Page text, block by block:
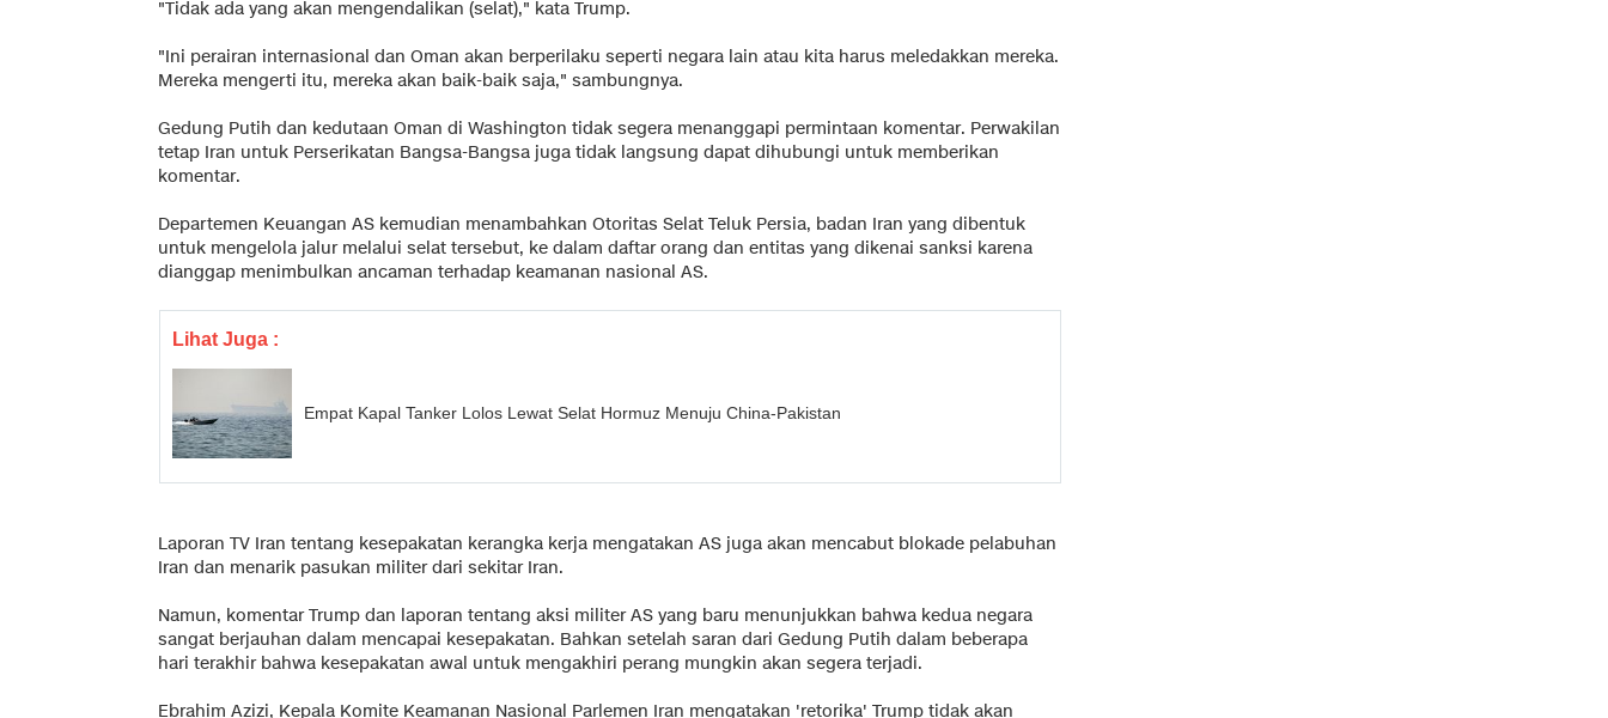
"Tidak ada yang akan mengendalikan (selat)," kata Trump.
"Ini perairan internasional dan Oman akan berperilaku seperti negara lain atau kita harus meledakkan mereka.
Mereka mengerti itu, mereka akan baik-baik saja," sambungnya.
Gedung Putih dan kedutaan Oman di Washington tidak segera menanggapi permintaan komentar. Perwakilan
tetap Iran untuk Perserikatan Bangsa-Bangsa juga tidak langsung dapat dihubungi untuk memberikan
komentar.
Departemen Keuangan AS kemudian menambahkan Otoritas Selat Teluk Persia, badan Iran yang dibentuk
untuk mengelola jalur melalui selat tersebut, ke dalam daftar orang dan entitas yang dikenai sanksi karena
dianggap menimbulkan ancaman terhadap keamanan nasional AS.
Lihat Juga :
Empat Kapal Tanker Lolos Lewat Selat Hormuz Menuju China-Pakistan
Laporan TV Iran tentang kesepakatan kerangka kerja mengatakan AS juga akan mencabut blokade pelabuhan
Iran dan menarik pasukan militer dari sekitar Iran.
Namun, komentar Trump dan laporan tentang aksi militer AS yang baru menunjukkan bahwa kedua negara
sangat berjauhan dalam mencapai kesepakatan. Bahkan setelah saran dari Gedung Putih dalam beberapa
hari terakhir bahwa kesepakatan awal untuk mengakhiri perang mungkin akan segera terjadi.
Ebrahim Azizi, Kepala Komite Keamanan Nasional Parlemen Iran mengatakan 'retorika' Trump tidak akan